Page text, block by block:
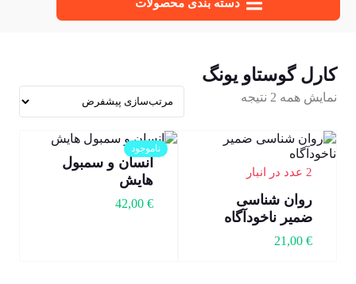
دسته‌ بندی محصولات
کارل گوستاو یونگ
نمایش همه 2 نتیجه
2 عدد در انبار
روان شناسی
ضمیر ناخودآگاه
21,00 €
ناموجود
انسان و سمبول
هایش
42,00€